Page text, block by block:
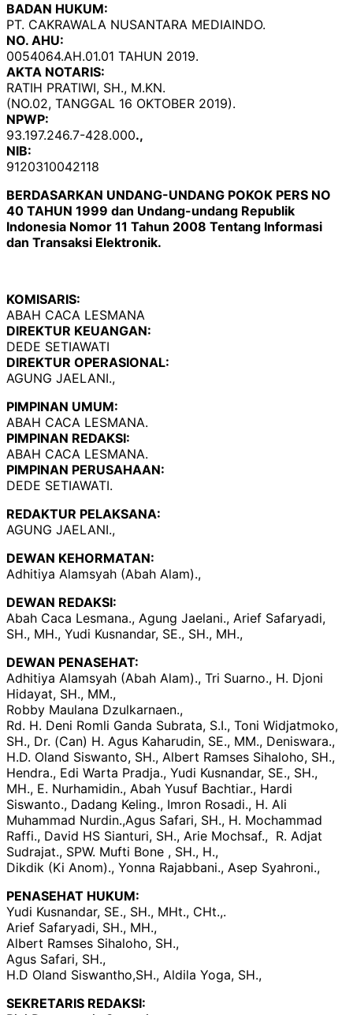
BADAN HUKUM:
PT. CAKRAWALA NUSANTARA MEDIAINDO.
NO. AHU:
0054064.AH.01.01 TAHUN 2019.
AKTA NOTARIS:
RATIH PRATIWI, SH., M.KN.
(NO.02, TANGGAL 16 OKTOBER 2019).
NPWP:
93.197.246.7-428.000.,
NIB:
9120310042118
BERDASARKAN UNDANG-UNDANG POKOK PERS NO
40 TAHUN 1999 dan Undang-undang Republik
Indonesia Nomor 11 Tahun 2008 Tentang Informasi
dan Transaksi Elektronik.
KOMISARIS:
ABAH CACA LESMANA
DIREKTUR KEUANGAN:
DEDE SETIAWATI
DIREKTUR OPERASIONAL:
AGUNG JAELANI.,
PIMPINAN UMUM:
ABAH CACA LESMANA.
PIMPINAN REDAKSI:
ABAH CACA LESMANA.
PIMPINAN PERUSAHAAN:
DEDE SETIAWATI.
REDAKTUR PELAKSANA:
AGUNG JAELANI.,
DEWAN KEHORMATAN:
Adhitiya Alamsyah (Abah Alam).,
DEWAN REDAKSI:
Abah Caca Lesmana., Agung Jaelani., Arief Safaryadi,
SH., MH., Yudi Kusnandar, SE., SH., MH.,
DEWAN PENASEHAT:
Adhitiya Alamsyah (Abah Alam)., Tri Suarno., H. Djoni
Hidayat, SH., MM.,
Robby Maulana Dzulkarnaen.,
Rd. H. Deni Romli Ganda Subrata, S.I., Toni Widjatmoko,
SH., Dr. (Can) H. Agus Kaharudin, SE., MM., Deniswara.,
H.D. Oland Siswanto, SH., Albert Ramses Sihaloho, SH.,
Hendra., Edi Warta Pradja., Yudi Kusnandar, SE., SH.,
MH., E. Nurhamidin., Abah Yusuf Bachtiar., Hardi
Siswanto., Dadang Keling., Imron Rosadi., H. Ali
Muhammad Nurdin.,Agus Safari, SH., H. Mochammad
Raffi., David HS Sianturi, SH., Arie Mochsaf., R. Adjat
Sudrajat., SPW. Mufti Bone , SH., H.,
Dikdik (Ki Anom)., Yonna Rajabbani., Asep Syahroni.,
PENASEHAT HUKUM:
Yudi Kusnandar, SE., SH., MHt., CHt.,.
Arief Safaryadi, SH., MH.,
Albert Ramses Sihaloho, SH.,
Agus Safari, SH.,
H.D Oland Siswantho,SH., Aldila Yoga, SH.,
SEKRETARIS REDAKSI: